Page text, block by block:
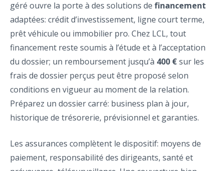
géré ouvre la porte à des solutions de financement
adaptées: crédit d’investissement, ligne court terme,
prêt véhicule ou immobilier pro. Chez LCL, tout
financement reste soumis à l’étude et à l’acceptation
du dossier; un remboursement jusqu’à 400 €sur les
frais de dossier perçus peut être proposé selon
conditions en vigueur au moment de la relation.
Préparez un dossier carré: business plan à jour,
historique de trésorerie, prévisionnel et garanties.
Les assurances complètent le dispositif: moyens de
paiement, responsabilité des dirigeants, santé et